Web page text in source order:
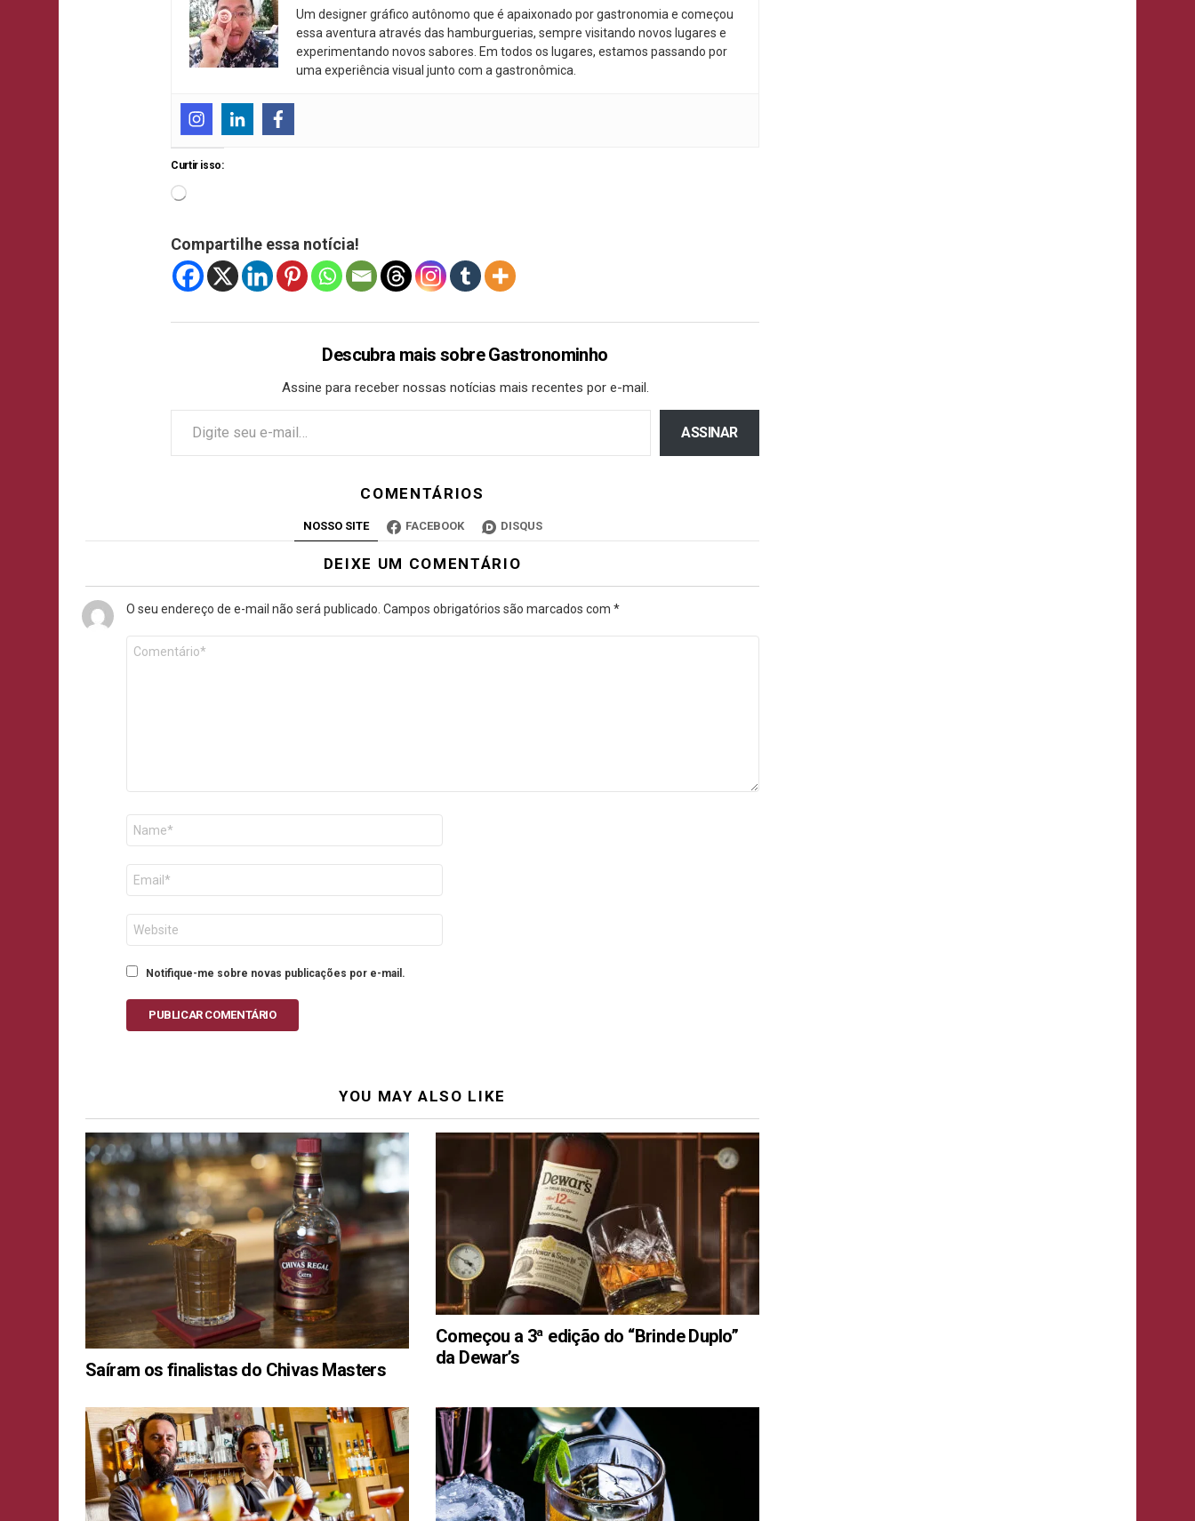
Um designer gráfico autônomo que é apaixonado por gastronomia e começou
essa aventura através das hamburguerias, sempre visitando novos lugares e
experimentando novos sabores. Em todos os lugares, estamos passando por
uma experiência visual junto com a gastronômica.
Curtir isso:
Compartilhe essa notícia!
Descubra mais sobre Gastronominho
Assine para receber nossas notícias mais recentes por e-mail.
ASSINAR
COMENTÁRIOS
NOSSO SITE FACEBOOK DISQUS
DEIXE UM COMENTÁRIO
O seu endereço de e-mail não será publicado. Campos obrigatórios são marcados com *
mail
Notifique-me sobre novas publicações por e-mail.
PUBLICAR COMENTÁRIO
YOU MAY ALSO LIKE
Saíram os finalistas do Chivas Masters
Começou a 3ª edição do “Brinde Duplo”
da Dewar’s